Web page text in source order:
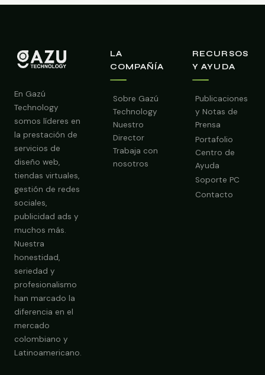
En Gazú
Technology
somos líderes en
la prestación de
servicios de
diseño web,
tiendas virtuales,
gestión de redes
sociales,
publicidad ads y
muchos más.
Nuestra
honestidad,
seriedad y
profesionalismo
han marcado la
diferencia en el
mercado
colombiano y
Latinoamericano.
LA
COMPAÑÍA
Sobre Gazú
Technology
Nuestro
Director
Trabaja con
nosotros
RECURSOS
Y AYUDA
Publicaciones
y Notas de
Prensa
Portafolio
Centro de
Ayuda
Soporte PC
Contacto